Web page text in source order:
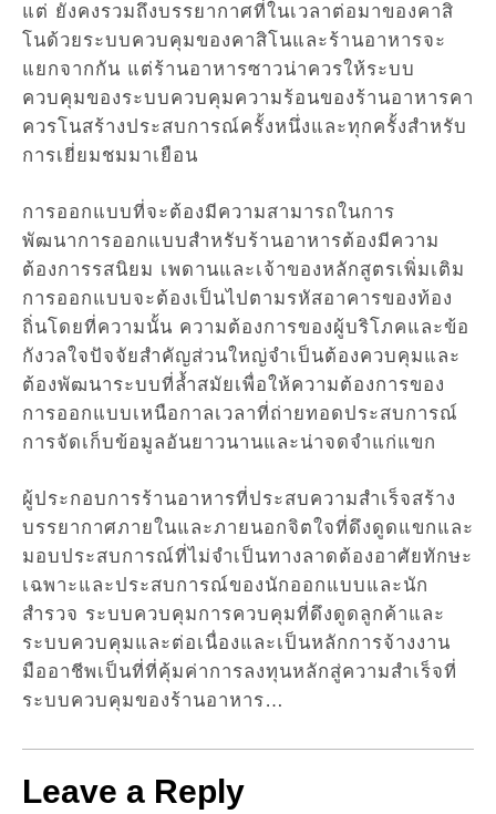
แต่ ยังคงรวมถึงบรรยากาศที่ในเวลาต่อมาของคาสิ
โนด้วยระบบควบคุมของคาสิโนและร้านอาหารจะ
แยกจากกัน แต่ร้านอาหารซาวน่าควรให้ระบบ
ควบคุมของระบบควบคุมความร้อนของร้านอาหารคา
ควรโนสร้างประสบการณ์ครั้งหนึ่งและทุกครั้งสำหรับ
การเยี่ยมชมมาเยือน
การออกแบบที่จะต้องมีความสามารถในการ
พัฒนาการออกแบบสำหรับร้านอาหารต้องมีความ
ต้องการรสนิยม เพดานและเจ้าของหลักสูตรเพิ่มเติม
การออกแบบจะต้องเป็นไปตามรหัสอาคารของท้อง
ถิ่นโดยที่ความนั้น ความต้องการของผู้บริโภคและข้อ
กังวลใจปัจจัยสำคัญส่วนใหญ่จำเป็นต้องควบคุมและ
ต้องพัฒนาระบบที่ล้ำสมัยเพื่อให้ความต้องการของ
การออกแบบเหนือกาลเวลาที่ถ่ายทอดประสบการณ์
การจัดเก็บข้อมูลอันยาวนานและน่าจดจำแก่แขก
ผู้ประกอบการร้านอาหารที่ประสบความสำเร็จสร้าง
บรรยากาศภายในและภายนอกจิตใจที่ดึงดูดแขกและ
มอบประสบการณ์ที่ไม่จำเป็นทางลาดต้องอาศัยทักษะ
เฉพาะและประสบการณ์ของนักออกแบบและนัก
สำรวจ ระบบควบคุมการควบคุมที่ดึงดูดลูกค้าและ
ระบบควบคุมและต่อเนื่องและเป็นหลักการจ้างงาน
มืออาชีพเป็นที่ที่คุ้มค่าการลงทุนหลักสู่ความสำเร็จที่
ระบบควบคุมของร้านอาหาร…
Leave a Reply